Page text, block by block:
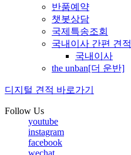
반품예약
챗봇상담
국제특송조회
국내이사 간편 견적
국내이사
the unban[더 운반]
디지털 견적 바로가기
Follow Us
youtube
instagram
facebook
wechat